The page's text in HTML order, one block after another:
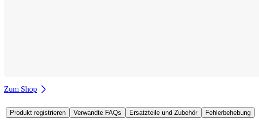
Zum Shop
Produkt registrieren Verwandte FAQs Ersatzteile und Zubehör Fehlerbehebung